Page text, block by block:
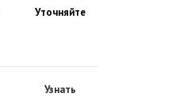
Уточняйте
Узнать